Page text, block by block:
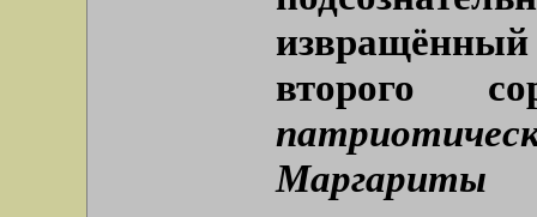
извращённый
второго